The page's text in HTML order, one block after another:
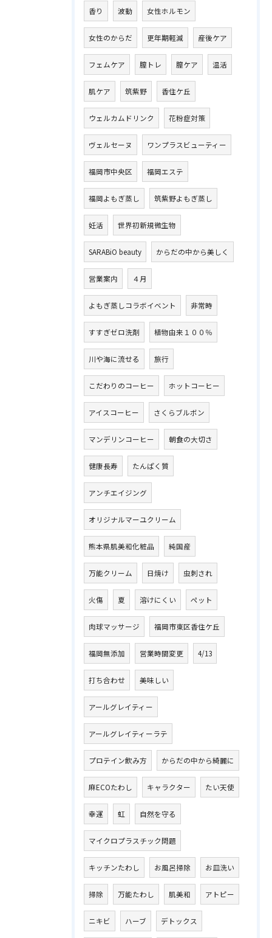
香り 波動 女性ホルモン
女性のからだ 更年期軽減 産後ケア
フェムケア 膣トレ 膣ケア 温活
肌ケア 筑紫野 香住ケ丘
ウェルカムドリンク 花粉症対策
ヴェルセーヌ ワンプラスビューティー
福岡市中央区 福岡エステ
福岡よもぎ蒸し 筑紫野よもぎ蒸し
妊活 世界初新規微生物
SARABiO beauty からだの中から美しく
営業案内 ４月
よもぎ蒸しコラボイベント 非常時
すすぎゼロ洗剤 植物由来１００％
川や海に流せる 旅行
こだわりのコーヒー ホットコーヒー
アイスコーヒー さくらブルボン
マンデリンコーヒー 朝食の大切さ
健康長寿 たんぱく質
アンチエイジング
オリジナルマーユクリーム
熊本県肌美和化粧品 純国産
万能クリーム 日焼け 虫刺され
火傷 夏 溶けにくい ペット
肉球マッサージ 福岡市東区香住ケ丘
福岡無添加 営業時間変更 4/13
打ち合わせ 美味しい
アールグレイティー
アールグレイティーラテ
プロテイン飲み方 からだの中から綺麗に
麻ECOたわし キャラクター たい天使
幸運 虹 自然を守る
マイクロプラスチック問題
キッチンたわし お風呂掃除 お皿洗い
掃除 万能たわし 肌美和 アトピー
ニキビ ハーブ デトックス